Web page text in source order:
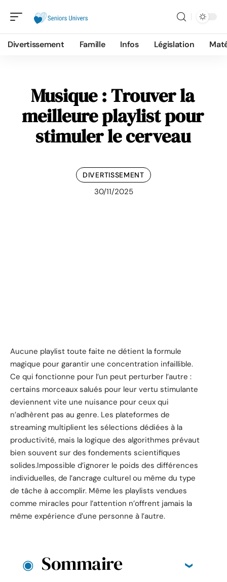
Divertissement Famille Infos Législation
Musique : Trouver la
meilleure playlist pour
stimuler le cerveau
DIVERTISSEMENT
30/11/2025
Aucune playlist toute faite ne détient la formule
magique pour garantir une concentration infaillible.
Ce qui fonctionne pour l’un peut perturber l’autre :
certains morceaux salués pour leur vertu stimulante
deviennent vite une nuisance pour ceux qui
n’adhèrent pas au genre. Les plateformes de
streaming multiplient les sélections dédiées à la
productivité, mais la logique des algorithmes prévaut
bien souvent sur des fondements scientifiques
solides.Impossible d’ignorer le poids des différences
individuelles, de l’ancrage culturel ou même du type
de tâche à accomplir. Même les playlists vendues
comme miracles pour l’attention n’offrent jamais la
même expérience d’une personne à l’autre.
Sommaire